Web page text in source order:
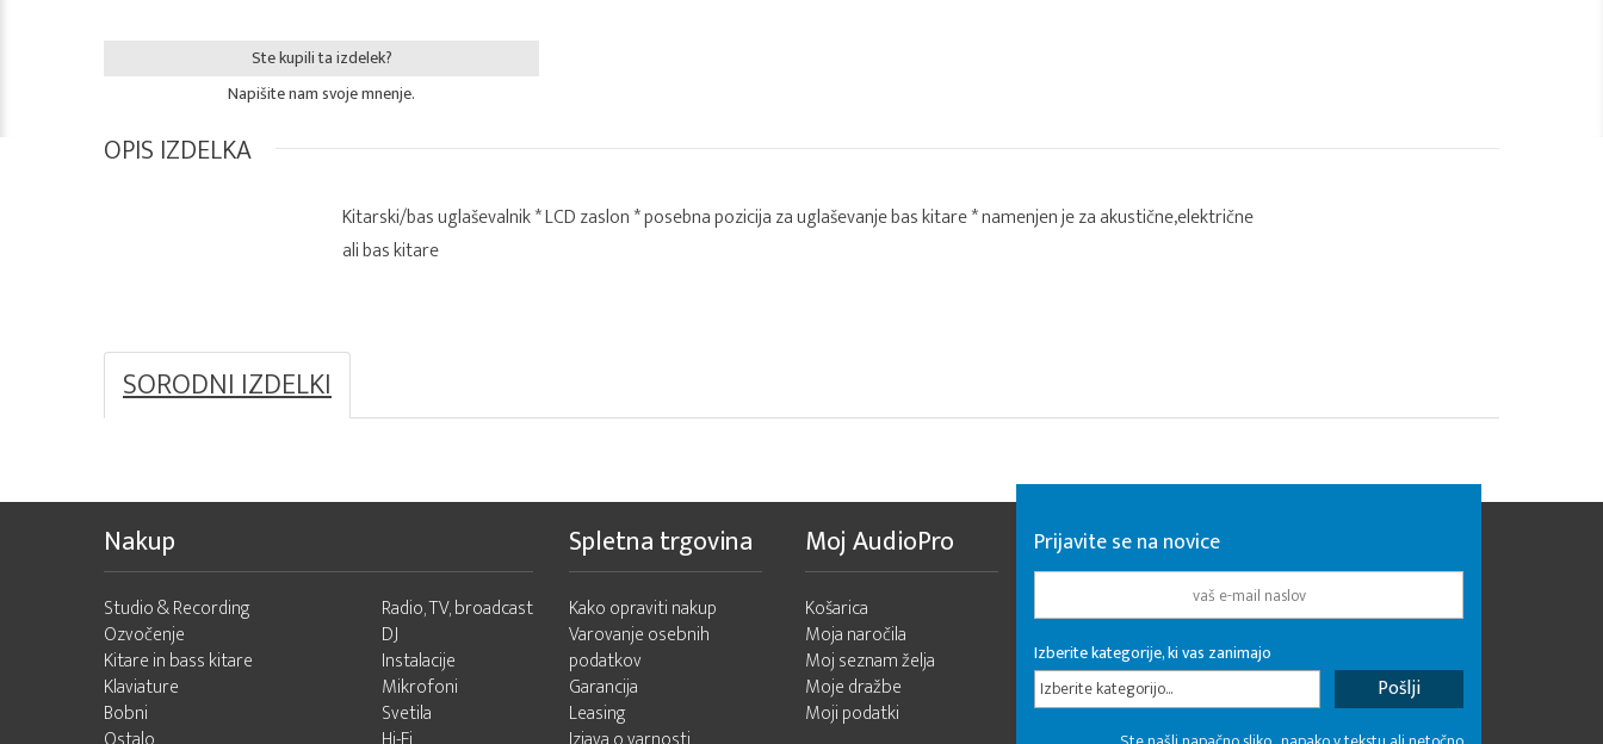
Ste kupili ta izdelek?
Napišite nam svoje mnenje.
OPIS IZDELKA
Kitarski/bas uglaševalnik * LCD zaslon * posebna pozicija za uglaševanje bas kitare * namenjen je za akustične,električne
ali bas kitare
SORODNI IZDELKI
Nakup
Studio & Recording
Ozvočenje
Kitare in bass kitare
Klaviature
Bobni
Radio, TV, broadcast
DJ
Instalacije
Mikrofoni
Svetila
Spletna trgovina
Kako opraviti nakup
Varovanje osebnih
podatkov
Garancija
Leasing
Moj AudioPro
Košarica
Moja naročila
Moj seznam želja
Moje dražbe
Moji podatki
Prijavite se na novice
Izberite kategorije, ki vas zanimajo
Izberite kategorijo...